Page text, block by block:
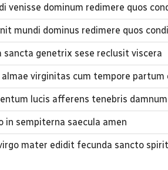
venisse dominum redimere quos
mundi dominus redimere quos
genetrix sese reclusit viscera
virginitas cum tempore partum
lucis afferens tenebris
sempiterna saecula amen
mater edidit fecunda sancto